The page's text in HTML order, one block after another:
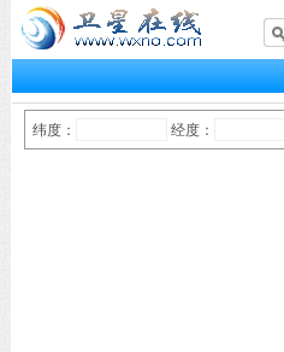
纬度： 经度：